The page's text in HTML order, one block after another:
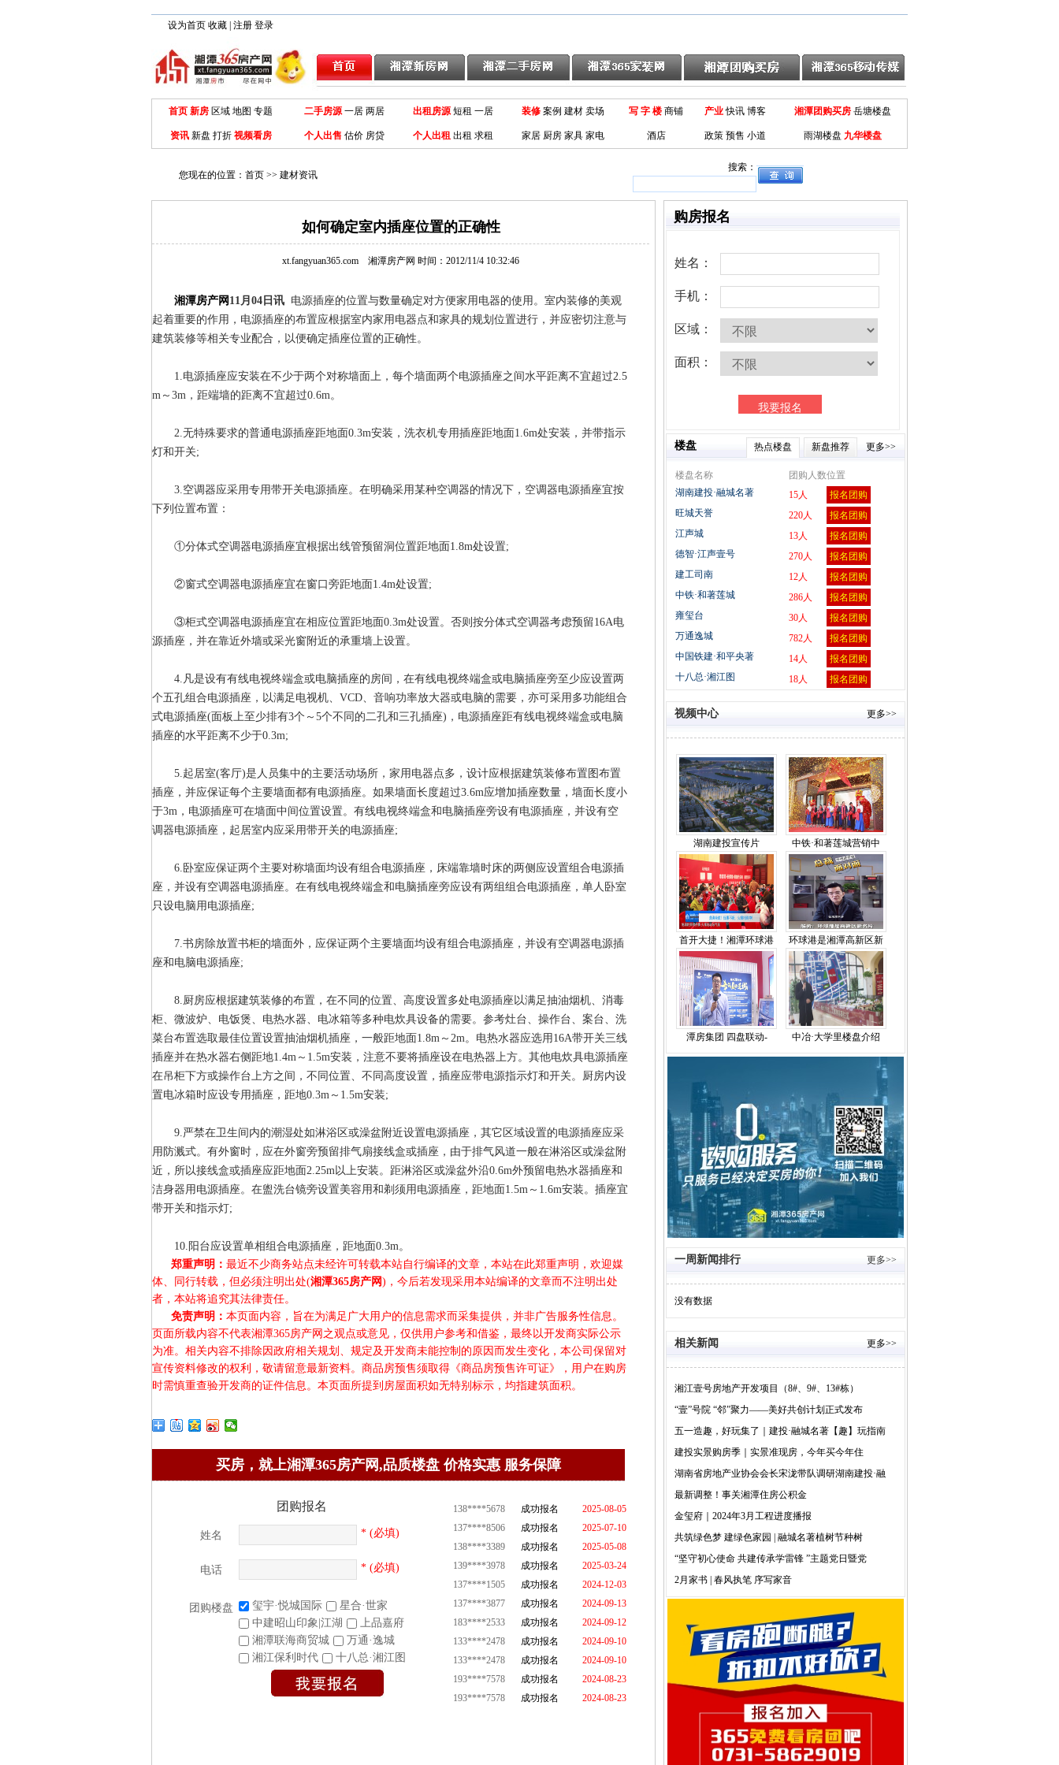
设为首页 收藏 注册 登录
首页 新房 区域 地图 专题 二手房源 一居 两居 出租房源短租 一居 装修 案例 建材 卖场 写 字 楼 商铺 产业 快讯 博客 湘潭团购买房 岳塘楼盘
资讯 新盘 打折 视频看房 个人出售 估价 房贷 个人出租 出租 求租 家居 厨房 家具 家电 酒店 政策 预售 小道 雨湖楼盘 九华楼盘
您现在的位置： 首页 >> 建材资讯
搜索：
如何确定室内插座位置的正确性
xt.fangyuan365.com 湘潭房产网 时间：2012/11/4 10:32:46
湘潭房产网 11月04日讯 电源插座的位置与数量确定对方便家用电器的使用。室内装修的美观
起着重要的作用，电源插座的布置应根据室内家用电器点和家具的规划位置进行，并应密切注意与
建筑装修等相关专业配合，以便确定插座位置的正确性。
1.电源插座应安装在不少于两个对称墙面上，每个墙面两个电源插座之间水平距离不宜超过2.5
m～3m，距端墙的距离不宜超过0.6m。
2.无特殊要求的普通电源插座距地面0.3m安装，洗衣机专用插座距地面1.6m处安装，并带指示
灯和开关;
3.空调器应采用专用带开关电源插座。在明确采用某种空调器的情况下，空调器电源插座宜按
下列位置布置：
①分体式空调器电源插座宜根据出线管预留洞位置距地面1.8m处设置;
②窗式空调器电源插座宜在窗口旁距地面1.4m处设置;
③柜式空调器电源插座宜在相应位置距地面0.3m处设置。否则按分体式空调器考虑预留16A电
源插座，并在靠近外墙或采光窗附近的承重墙上设置。
4.凡是设有有线电视终端盒或电脑插座的房间，在有线电视终端盒或电脑插座旁至少应设置两
个五孔组合电源插座，以满足电视机、VCD、音响功率放大器或电脑的需要，亦可采用多功能组合
式电源插座(面板上至少排有3个～5个不同的二孔和三孔插座)，电源插座距有线电视终端盒或电脑
插座的水平距离不少于0.3m;
5.起居室(客厅)是人员集中的主要活动场所，家用电器点多，设计应根据建筑装修布置图布置
插座，并应保证每个主要墙面都有电源插座。如果墙面长度超过3.6m应增加插座数量，墙面长度小
于3m，电源插座可在墙面中间位置设置。有线电视终端盒和电脑插座旁设有电源插座，并设有空
调器电源插座，起居室内应采用带开关的电源插座;
6.卧室应保证两个主要对称墙面均设有组合电源插座，床端靠墙时床的两侧应设置组合电源插
座，并设有空调器电源插座。在有线电视终端盒和电脑插座旁应设有两组组合电源插座，单人卧室
只设电脑用电源插座;
7.书房除放置书柜的墙面外，应保证两个主要墙面均设有组合电源插座，并设有空调器电源插
座和电脑电源插座;
8.厨房应根据建筑装修的布置，在不同的位置、高度设置多处电源插座以满足抽油烟机、消毒
柜、微波炉、电饭煲、电热水器、电冰箱等多种电炊具设备的需要。参考灶台、操作台、案台、洗
菜台布置选取最佳位置设置抽油烟机插座，一般距地面1.8m～2m。电热水器应选用16A带开关三线
插座并在热水器右侧距地1.4m～1.5m安装，注意不要将插座设在电热器上方。其他电炊具电源插座
在吊柜下方或操作台上方之间，不同位置、不同高度设置，插座应带电源指示灯和开关。厨房内设
置电冰箱时应设专用插座，距地0.3m～1.5m安装;
9.严禁在卫生间内的潮湿处如淋浴区或澡盆附近设置电源插座，其它区域设置的电源插座应采
用防溅式。有外窗时，应在外窗旁预留排气扇接线盒或插座，由于排气风道一般在淋浴区或澡盆附
近，所以接线盒或插座应距地面2.25m以上安装。距淋浴区或澡盆外沿0.6m外预留电热水器插座和
洁身器用电源插座。在盥洗台镜旁设置美容用和剃须用电源插座，距地面1.5m～1.6m安装。插座宜
带开关和指示灯;
10.阳台应设置单相组合电源插座，距地面0.3m。
郑重声明： 最近不少商务站点未经许可转载本站自行编译的文章，本站在此郑重声明，欢迎媒
体、同行转载，但必须注明出处(湘潭365房产网)，今后若发现采用本站编译的文章而不注明出处
者，本站将追究其法律责任。
免责声明： 本页面内容，旨在为满足广大用户的信息需求而采集提供，并非广告服务性信息。
页面所载内容不代表湘潭365房产网之观点或意见，仅供用户参考和借鉴，最终以开发商实际公示
为准。相关内容不排除因政府相关规划、规定及开发商未能控制的原因而发生变化，本公司保留对
宣传资料修改的权利，敬请留意最新资料。商品房预售须取得《商品房预售许可证》，用户在购房
时需慎重查验开发商的证件信息。本页面所提到房屋面积如无特别标示，均指建筑面积。
买房，就上湘潭365房产网,品质楼盘 价格实惠 服务保障
团购报名
姓名 * (必填)
电话 * (必填)
团购楼盘 玺宇·悦城国际
星合·世家
中建昭山印象|江湖
上品嘉府
湘潭联海商贸城
万通·逸城
湘江保利时代
十八总·湘江图
2025-08-05
138****5678
成功报名
2025-07-10
137****8506
成功报名
2025-05-08
138****3389
成功报名
2025-03-24
139****3978
成功报名
2024-12-03
137****1505
成功报名
2024-09-13
137****3877
成功报名
2024-09-12
183****2533
成功报名
2024-09-10
133****2478
成功报名
2024-09-10
133****2478
成功报名
2024-08-23
193****7578
成功报名
2024-08-23
193****7578
成功报名
购房报名
姓名：
手机：
区域：
面积：
楼盘 热点楼盘 新盘推荐 更多>>
楼盘名称 团购人数位置
湖南建投·融城名著
15人
报名团购
旺城天誉
220人
报名团购
江声城
13人
报名团购
德智·江声壹号
270人
报名团购
建工司南
12人
报名团购
中铁·和著莲城
286人
报名团购
雍玺台
30人
报名团购
万通逸城
782人
报名团购
中国铁建·和平央著
14人
报名团购
十八总·湘江图
18人 报名团购
更多>>
视频中心
湖南建投宣传片 中铁·和著莲城营销中
首开大捷！湘潭环球港 环球港是湘潭高新区新
潭房集团 四盘联动- 中冶·大学里楼盘介绍
广告
一周新闻排行 更多>>
没有数据
更多>>
相关新闻
湘江壹号房地产开发项目（8#、9#、13#栋）
“壹”号院 “邻”聚力——美好共创计划正式发布
五一造趣，好玩集了｜建投·融城名著【趣】玩指南
建投实景购房季｜实景准现房，今年买今年住
湖南省房地产业协会会长宋泷带队调研湖南建投·融
最新调整！事关湘潭住房公积金
金玺府｜2024年3月工程进度播报
共筑绿色梦 建绿色家园 | 融城名著植树节种树
“坚守初心使命 共建传承学雷锋 ”主题党日暨党
2月家书 | 春风执笔 序写家音